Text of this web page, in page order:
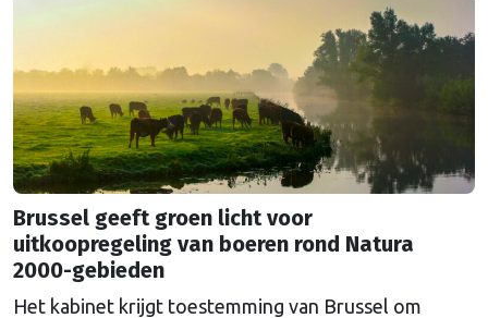
Euroclear parkeerde. De EU bevroor dat geld na de
Continued
Brussel geeft groen licht voor
uitkoopregeling van boeren rond Natura
2000-gebieden
Het kabinet krijgt toestemming van Brussel om